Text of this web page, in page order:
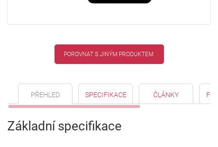
POROVNAT S JINÝM PRODUKTEM
PŘEHLED SPECIFIKACE ČLÁNKY
Základní specifikace